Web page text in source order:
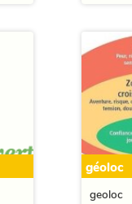
géoloc
geoloc